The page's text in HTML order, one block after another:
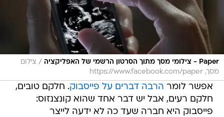
Paper - צילומי מסך מתוך הסרטון הרשמי של האפליקציה / צילום
מסך, https://www.facebook.com/paper
אפשר לומר הרבה דברים על פייסבוק. חלקם טובים,
חלקם רעים, אבל יש דבר אחד שהוא קונצנזוס:
פייסבוק היא חברה שעד כה לא ידעה לייצר